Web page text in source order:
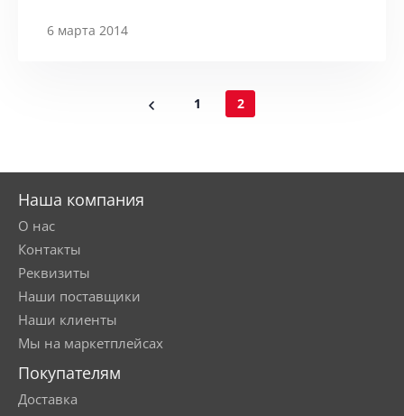
6 марта 2014
1 2
Наша компания
О нас
Контакты
Реквизиты
Наши поставщики
Наши клиенты
Мы на маркетплейсах
Покупателям
Доставка